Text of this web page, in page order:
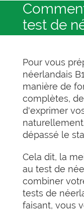
test de
Pour vous
néerlandais
manière de
complètes,
d'exprimer
dépassé le
Cela dit, la
au test de
combiner
tests de
faisant, vous